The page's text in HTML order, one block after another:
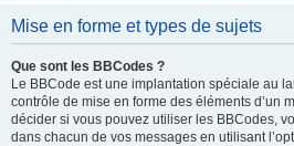
Mise en forme et types de sujets
Que sont les BBCodes ?
Le BBCode est une implantation spéciale au
contrôle de mise en forme des éléments d’un
décider si vous pouvez utiliser les BBCodes,
dans chacun de vos messages en utilisant